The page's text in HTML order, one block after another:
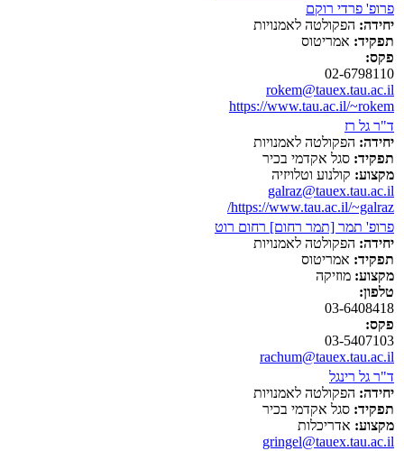
פרופ' פרדי רוקם
יחידה: הפקולטה לאמנויות
תפקיד: אמריטוס
פקס:
02-6798110
rokem@tauex.tau.ac.il
https://www.tau.ac.il/~rokem
ד"ר גל רז
יחידה: הפקולטה לאמנויות
תפקיד: סגל אקדמי בכיר
מקצוע: קולנוע וטלויזיה
galraz@tauex.tau.ac.il
https://www.tau.ac.il/~galraz/
פרופ' תמר [תמר רחום] רחום רוט
יחידה: הפקולטה לאמנויות
תפקיד: אמריטוס
מקצוע: מוזיקה
טלפון:
03-6408418
פקס:
03-5407103
rachum@tauex.tau.ac.il
ד"ר גל רינגל
יחידה: הפקולטה לאמנויות
תפקיד: סגל אקדמי בכיר
מקצוע: אדריכלות
gringel@tauex.tau.ac.il